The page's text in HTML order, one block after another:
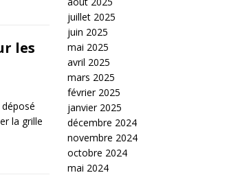
les
la grille
juillet 2025
juin 2025
mai 2025
avril 2025
mars 2025
février 2025
janvier 2025
décembre 2024
novembre 2024
octobre 2024
mai 2024